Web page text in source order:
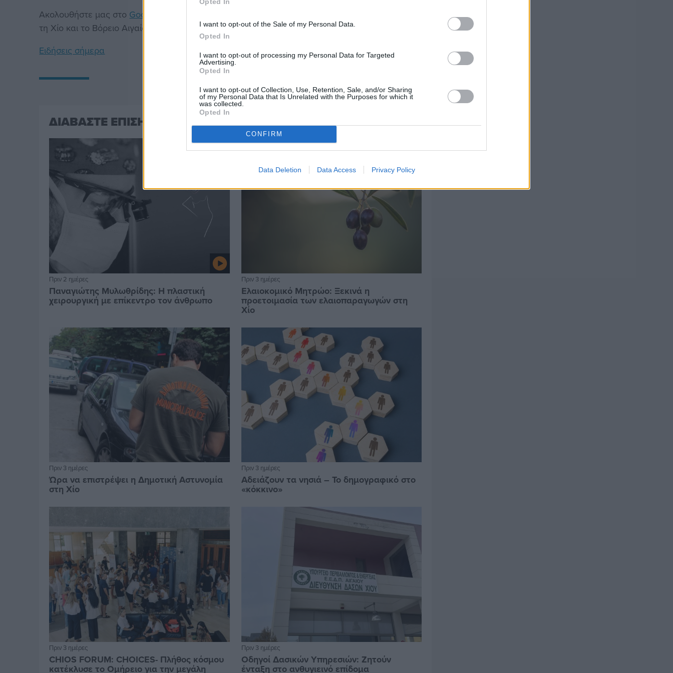
I want to opt-out of the Sale of my Personal Data.
Opted In
I want to opt-out of processing my Personal Data for Targeted
Advertising.
Opted In
I want to opt-out of Collection, Use, Retention, Sale, and/or Sharing
of my Personal Data that Is Unrelated with the Purposes for which it
was collected.
Opted In
CONFIRM
Data Deletion Data Access Privacy Policy
Ακολουθήστε μας στο Google News
τη Χίο και το Βόρειο Αιγαίο.
Ειδήσεις σήμερα
ΔΙΑΒΑΣΤΕ ΕΠΙΣΗΣ
Πριν 2 ημέρες
Παναγιώτης Μυλωθρίδης: Η πλαστική
χειρουργική με επίκεντρο τον άνθρωπο
Πριν 3 ημέρες
Ελαιοκομικό Μητρώο: Ξεκινά η
προετοιμασία των ελαιοπαραγωγών στη
Χίο
Πριν 3 ημέρες
Ώρα να επιστρέψει η Δημοτική Αστυνομία
στη Χίο
Πριν 3 ημέρες
Αδειάζουν τα νησιά – Το δημογραφικό στο
«κόκκινο»
Πριν 3 ημέρες
CHIOS FORUM: CHOICES- Πλήθος κόσμου
κατέκλυσε το Ομήρειο για την μεγάλη
Πριν 3 ημέρες
Οδηγοί Δασικών Υπηρεσιών: Ζητούν
ένταξη στο ανθυγιεινό επίδομα